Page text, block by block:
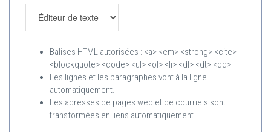
Balises HTML autorisées : <a> <em> <strong> <cite>
<blockquote> <code> <ul> <ol> <li> <dl> <dt> <dd>
Les lignes et les paragraphes vont à la ligne
automatiquement.
Les adresses de pages web et de courriels sont
transformées en liens automatiquement.